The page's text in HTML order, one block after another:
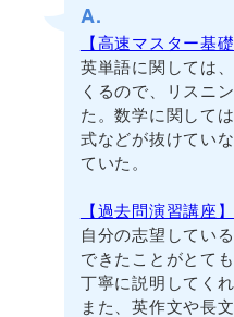
A.
【高速マスター基
英単語に関しては
くるので、リスニ
た。数学に関して
式などが抜けてい
ていた。
【過去問演習講座】
自分の志望してい
できたことがとて
丁寧に説明してく
また、英作文や長